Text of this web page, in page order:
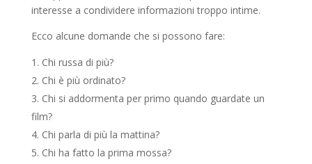
interesse a condividere informazioni troppo intime.
Ecco alcune domande che si possono fare:
Chi russa di più?
Chi è più ordinato?
Chi si addormenta per primo quando guardate un
film?
Chi parla di più la mattina?
Chi ha fatto la prima mossa?